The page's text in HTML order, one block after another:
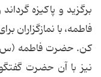
برگزید و پاکیزه
فاطمه، با نمازگزاران
کن. حضرت فاطمه (س)
نیز با آن حضرت